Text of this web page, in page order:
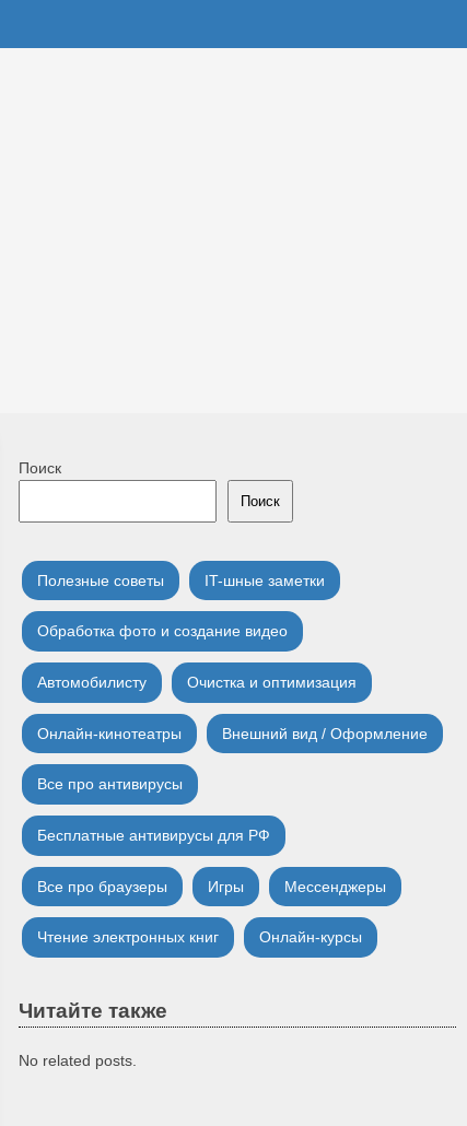
Поиск
Поиск
Полезные советы IT-шные заметки
Обработка фото и создание видео
Автомобилисту Очистка и оптимизация
Онлайн-кинотеатры Внешний вид / Оформление
Все про антивирусы
Бесплатные антивирусы для РФ
Все про браузеры Игры Мессенджеры
Чтение электронных книг Онлайн-курсы
Читайте также
No related posts.